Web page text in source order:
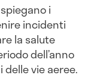
i
incidenti
la salute
dell’anno
vie aeree.